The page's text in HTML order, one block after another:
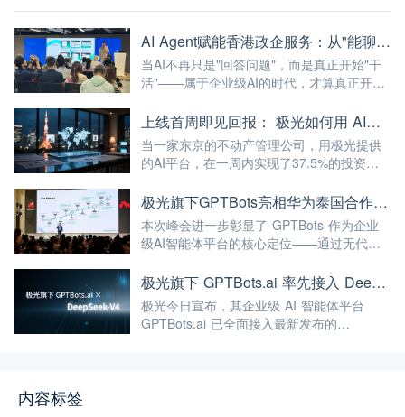
AI Agent赋能香港政企服务：从"能聊天"到"能干活"的最后一公里
当AI不再只是"回答问题"，而是真正开始"干
活"——属于企业级AI的时代，才算真正开
上线首周即见回报： 极光如何用 AI，帮助日本公司破解全球化服务时差
当一家东京的不动产管理公司，用极光提供
的AI平台，在一周内实现了37.5%的投资回
正的"能力出海"。
极光旗下GPTBots亮相华为泰国合作伙伴峰会，带来让流量真正转化为业绩的AI解决方案
本次峰会进一步彰显了 GPTBots 作为企业
级AI智能体平台的核心定位——通过无代码
力，帮助企业将AI能力真正落地于实际业务
场景，而非停留在概念层面。
极光旗下 GPTBots.ai 率先接入 DeepSeek-V4 Preview：百万级上下文与新一代智能体 AI 赋能企业用户
极光今日宣布，其企业级 AI 智能体平台
GPTBots.ai 已全面接入最新发布的
内容标签